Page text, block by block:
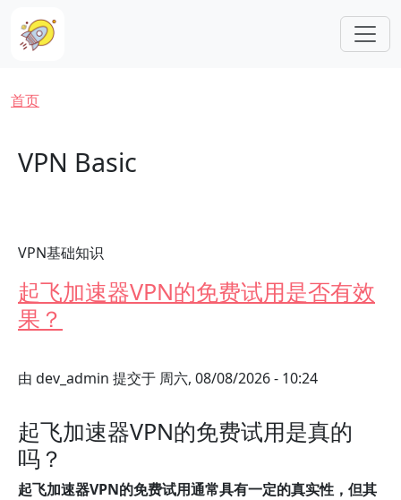
面包屑
首页
VPN Basic
VPN基础知识
起飞加速器VPN的免费试用是否有效
果？
由 dev_admin 提交于 周六, 08/08/2026 - 10:24
起飞加速器VPN的免费试用是真的
吗？
起飞加速器VPN的免费试用通常具有一定的真实性，但其